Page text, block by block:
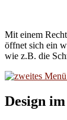
Mit einem
öffnet sich ein
wie z.B. die
Design